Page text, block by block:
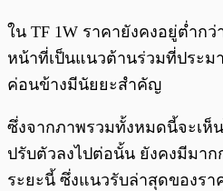
ใน TF 1W ราคายังคงอยู่ต่ำกว่
หน้าที่เป็นแนวต้านร่วมที่ประม
ค่อนข้างมีนัยยะสำคัญ
ซึ่งจากภาพรวมทั้งหมดนี้จะเห็
ปรับตัวลงไปต่อนั้น ยังคงมีมา
ระยะนี้ ซึ่งแนวรับล่าสุดของร